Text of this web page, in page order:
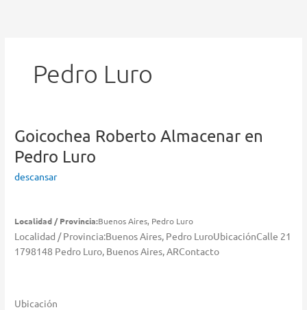
Pedro Luro
Goicochea RobertoAlmacenar en
Pedro Luro
descansar
Localidad / Provincia:Buenos Aires, Pedro Luro
Localidad / Provincia:Buenos Aires, Pedro LuroUbicaciónCalle 21
1798148 Pedro Luro, Buenos Aires, ARContacto
Ubicación